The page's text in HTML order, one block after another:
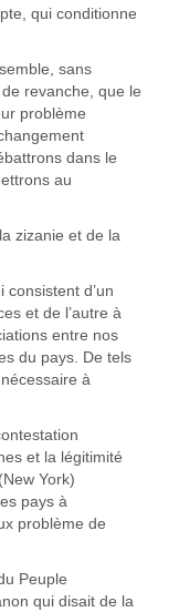
qui conditionne
sans
revanche, que le
problème
dans le
au
zizanie et de la
d’un
et de l’autre à
entre nos
du pays. De tels
à
et la légitimité
York)
pays à
problème de
Peuple
qui disait de la